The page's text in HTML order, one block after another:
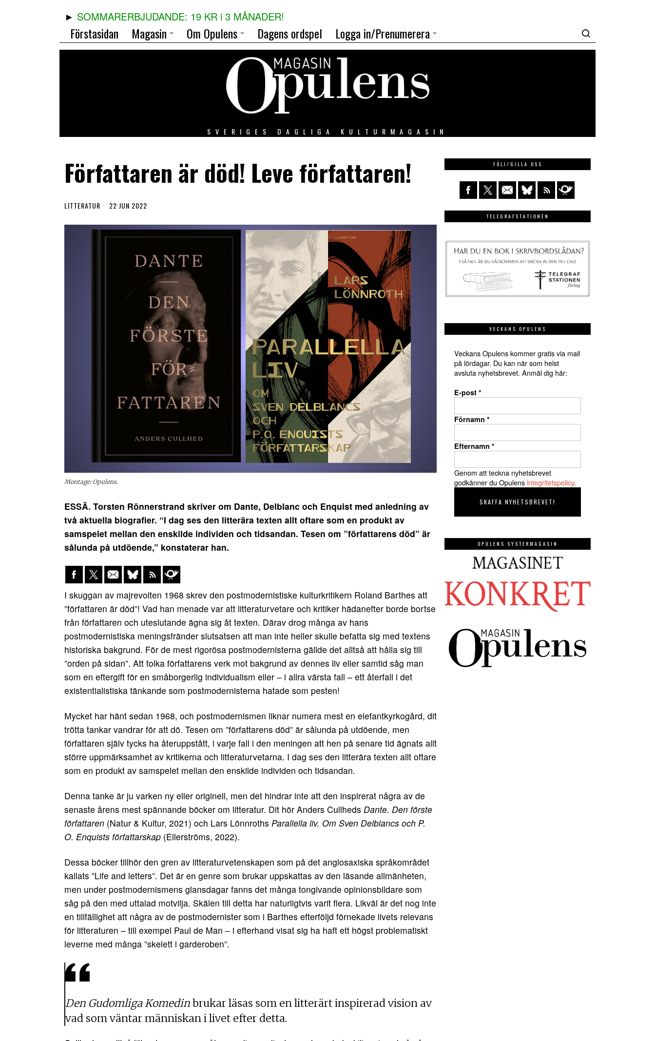
SOMMARERBJUDANDE: 19 KR i 3 MÅNADER!
Förstasidan Magasin Om Opulens Dagens ordspel Logga in/Prenumerera
SVERIGES DAGLIGA KULTURMAGASIN
Författaren är död! Leve författaren!
LITTERATUR 22 JUN 2022
Montage: Opulens.
ESSÄ. Torsten Rönnerstrand skriver om Dante, Delblanc och Enquist med anledning av
två aktuella biografier. “I dag ses den litterära texten allt oftare som en produkt av
samspelet mellan den enskilde individen och tidsandan. Tesen om ”författarens död” är
sålunda på utdöende,” konstaterar han.
I skuggan av majrevolten 1968 skrev den postmodernistiske kulturkritikern Roland Barthes att
”författaren är död”! Vad han menade var att litteraturvetare och kritiker hädanefter borde bortse
från författaren och uteslutande ägna sig åt texten. Därav drog många av hans
postmodernistiska meningsfränder slutsatsen att man inte heller skulle befatta sig med textens
historiska bakgrund. För de mest rigorösa postmodernisterna gällde det alltså att hålla sig till
”orden på sidan”. Att tolka författarens verk mot bakgrund av dennes liv eller samtid såg man
som en eftergift för en småborgerlig individualism eller – i allra värsta fall – ett återfall i det
existentialistiska tänkande som postmodernisterna hatade som pesten!
Mycket har hänt sedan 1968, och postmodernismen liknar numera mest en elefantkyrkogård, dit
trötta tankar vandrar för att dö. Tesen om ”författarens död” är sålunda på utdöende, men
författaren själv tycks ha återuppstått, i varje fall i den meningen att hen på senare tid ägnats allt
större uppmärksamhet av kritikerna och litteraturvetarna. I dag ses den litterära texten allt oftare
som en produkt av samspelet mellan den enskilde individen och tidsandan.
Denna tanke är ju varken ny eller originell, men det hindrar inte att den inspirerat några av de
senaste årens mest spännande böcker om litteratur. Dit hör Anders Cullheds Dante. Den förste
författaren (Natur & Kultur, 2021) och Lars Lönnroths Parallella liv. Om Sven Delblancs och P.
O. Enquists författarskap (Ellerströms, 2022).
Dessa böcker tillhör den gren av litteraturvetenskapen som på det anglosaxiska språkområdet
kallats ”Life and letters”. Det är en genre som brukar uppskattas av den läsande allmänheten,
men under postmodernismens glansdagar fanns det många tongivande opinionsbildare som
såg på den med uttalad motvilja. Skälen till detta har naturligtvis varit flera. Likväl är det nog inte
en tillfällighet att några av de postmodernister som i Barthes efterföljd förnekade livets relevans
för litteraturen – till exempel Paul de Man – i efterhand visat sig ha haft ett högst problematiskt
leverne med många ”skelett i garderoben”.
Den Gudomliga Komedinbrukar läsas som en litterärt inspirerad vision av
vad som väntar människan i livet efter detta.
FÖLJ/GILLA OSS
TELEGRAFSTATIONEN
VECKANS OPULENS
Veckans Opulens kommer gratis via mail
på lördagar. Du kan när som helst
avsluta nyhetsbrevet. Anmäl dig här:
E-post *
Förnamn *
Efternamn *
Genom att teckna nyhetsbrevet
godkänner du Opulensintegritetspolicy.
OPULENS SYSTERMAGASIN